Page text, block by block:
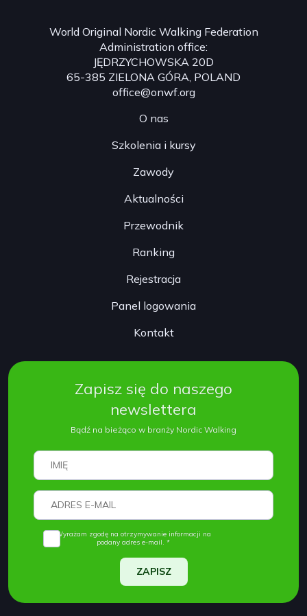
World Original Nordic Walking Federation
Administration office:
JĘDRZYCHOWSKA 20D
65-385 ZIELONA GÓRA, POLAND
office@onwf.org
O nas
Szkolenia i kursy
Zawody
Aktualności
Przewodnik
Ranking
Rejestracja
Panel logowania
Kontakt
Zapisz się do naszego
newslettera
Bądź na bieżąco w branży Nordic Walking
Wyrażam zgodę na otrzymywanie informacji na
podany adres e-mail. *
ZAPISZ